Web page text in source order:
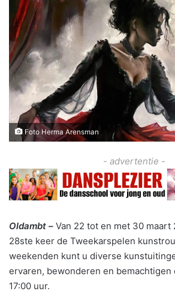
Foto Herma Arensman
- advertentie -
Oldambt – Van 22 tot en met 30 maart
28ste keer de Tweekarspelen
weekenden kunt u diverse
ervaren, bewonderen en bemachtigen
17:00 uur.